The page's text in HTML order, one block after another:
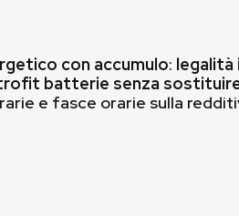
con accumulo: legalità
batterie senza
e fasce orarie sulla